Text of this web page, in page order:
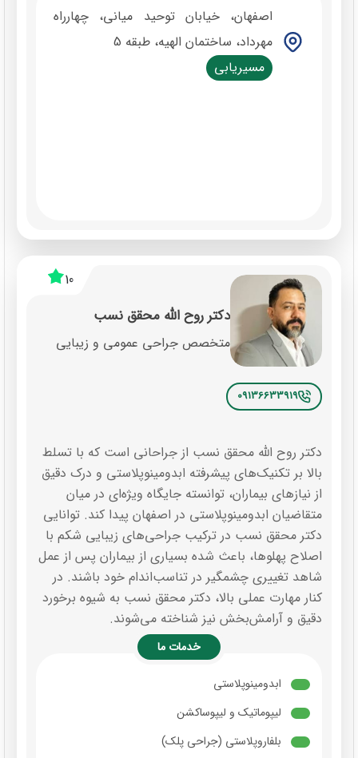
اصفهان، خیابان توحید میانی، چهارراه
مهرداد، ساختمان الهیه، طبقه 5
مسیریابی
10
دکتر روح الله محقق نسب
متخصص جراحی عمومی و زیبایی
09136633919
دکتر روح الله محقق نسب از جراحانی است که با تسلط
بالا بر تکنیک‌های پیشرفته ابدومینوپلاستی و درک دقیق
از نیازهای بیماران، توانسته جایگاه ویژه‌ای در میان
متقاضیان ابدومینوپلاستی در اصفهان پیدا کند. توانایی
دکتر محقق نسب در ترکیب جراحی‌های زیبایی شکم با
اصلاح پهلوها، باعث شده بسیاری از بیماران پس از عمل
شاهد تغییری چشمگیر در تناسب‌اندام خود باشند. در
کنار مهارت عملی بالا، دکتر محقق نسب به شیوه برخورد
دقیق و آرامش‌بخش نیز شناخته می‌شوند.
خدمات ما
ابدومینوپلاستی
لیپوماتیک و لیپوساکشن
بلفاروپلاستی (جراحی پلک)